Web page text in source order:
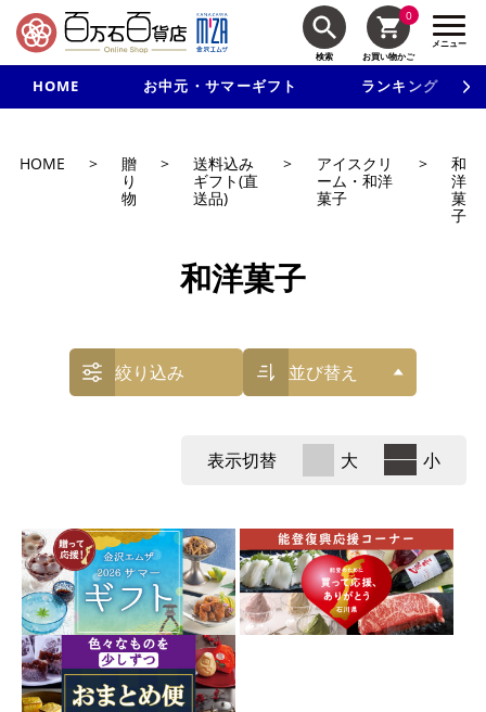
検索
0
お買い物かご
メニュー
HOME お中元・サマーギフト ランキング
新規入会で3千円以上で使える500円クーポンを進呈！
HOME >
贈
り
物
>
送料込み
ギフト(直
送品)
>
アイスクリ
ーム・和洋
菓子
>
和
洋
菓
子
和洋菓子
絞り込み 並び替え
表示切替 大 小